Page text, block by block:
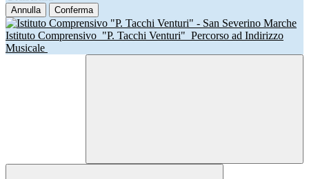
Annulla Conferma
Istituto Comprensivo "P. Tacchi Venturi" Percorso ad Indirizzo
Musicale